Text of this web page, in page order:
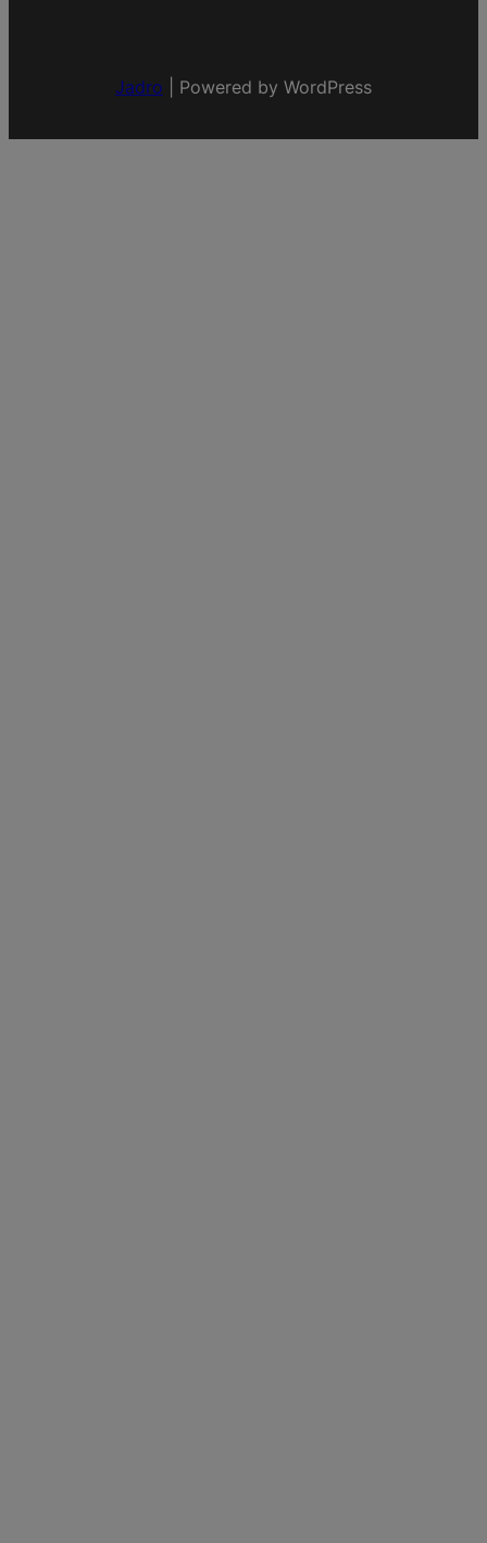
Jadro Powered by WordPress